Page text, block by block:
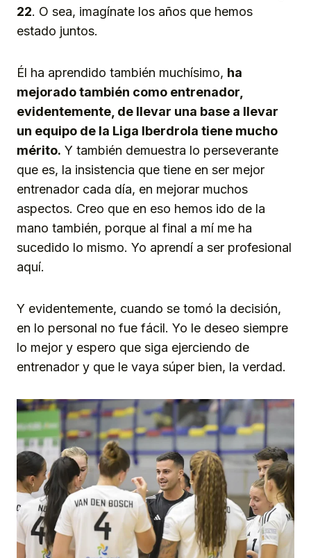
22. O sea, imagínate los años que hemos
estado juntos.
Él ha aprendido también muchísimo, ha
mejorado también como entrenador,
evidentemente, de llevar una base a llevar
un equipo de la Liga Iberdrola tiene mucho
mérito. Y también demuestra lo perseverante
que es, la insistencia que tiene en ser mejor
entrenador cada día, en mejorar muchos
aspectos. Creo que en eso hemos ido de la
mano también, porque al final a mí me ha
sucedido lo mismo. Yo aprendí a ser profesional
aquí.
Y evidentemente, cuando se tomó la decisión,
en lo personal no fue fácil. Yo le deseo siempre
lo mejor y espero que siga ejerciendo de
entrenador y que le vaya súper bien, la verdad.